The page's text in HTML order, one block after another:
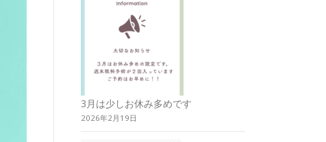
3月は少しお休み多めです
2026年2月19日